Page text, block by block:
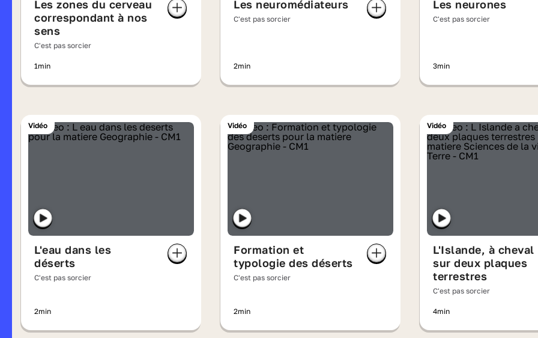
Les zones du cerveau
correspondant à nos
sens
C'est pas sorcier
1min
Les neuromédiateurs
C'est pas sorcier
2min
Les neurones
C'est pas sorcier
3min
Vidéo
L'eau dans les
déserts
C'est pas sorcier
2min
Vidéo
Formation et
typologie des déserts
C'est pas sorcier
2min
Vidéo
L'Islande, à cheval
sur deux plaques
terrestres
C'est pas sorcier
4min